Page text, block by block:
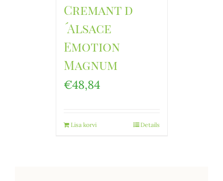
Cremant d
´Alsace
Emotion
Magnum
€48,84
Lisa korvi Details